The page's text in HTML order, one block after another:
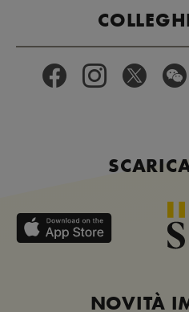
NOVITÀ